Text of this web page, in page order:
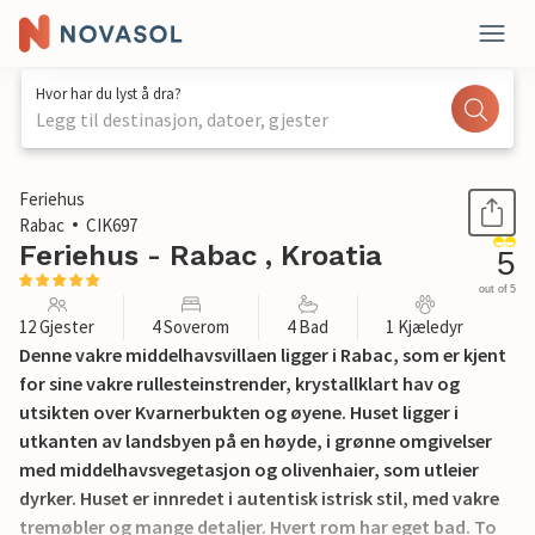
Hvor har du lyst å dra?
Legg til destinasjon, datoer, gjester
1 / 50
Feriehus
Rabac
CIK697
Feriehus - Rabac , Kroatia 5
out of 5
12 Gjester 4 Soverom 4 Bad 1 Kjæledyr
Denne vakre middelhavsvillaen ligger i Rabac, som er kjent
for sine vakre rullesteinstrender, krystallklart hav og
utsikten over Kvarnerbukten og øyene. Huset ligger i
utkanten av landsbyen på en høyde, i grønne omgivelser
med middelhavsvegetasjon og olivenhaier, som utleier
dyrker. Huset er innredet i autentisk istrisk stil, med vakre
tremøbler og mange detaljer. Hvert rom har eget bad. To